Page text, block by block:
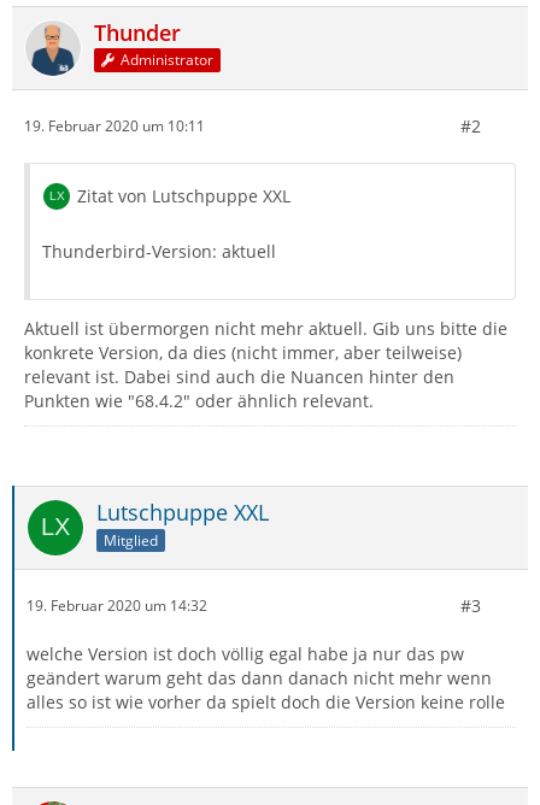
Thunder
Administrator
19. Februar 2020 um 10:11 #2
Zitat von Lutschpuppe XXL
Thunderbird-Version: aktuell
Aktuell ist übermorgen nicht mehr aktuell. Gib uns bitte die
konkrete Version, da dies (nicht immer, aber teilweise)
relevant ist. Dabei sind auch die Nuancen hinter den
Punkten wie "68.4.2" oder ähnlich relevant.
Lutschpuppe XXL
Mitglied
19. Februar 2020 um 14:32 #3
welche Version ist doch völlig egal habe ja nur das pw
geändert warum geht das dann danach nicht mehr wenn
alles so ist wie vorher da spielt doch die Version keine rolle